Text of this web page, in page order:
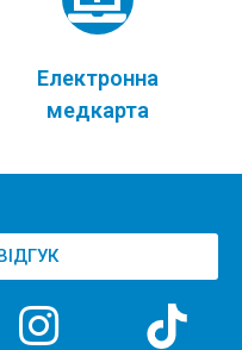
Електронна
медкарта